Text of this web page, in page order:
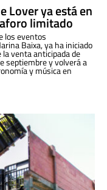
Lover ya está en
limitado
los eventos
Baixa, ya ha iniciado
venta anticipada de
septiembre y volverá a
y música en